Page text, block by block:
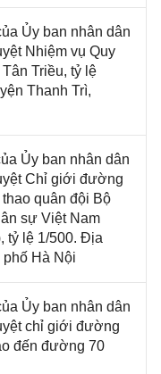
Ủy ban nhân dân
Nhiệm vụ Quy
Triều, tỷ lệ
Thanh Trì,
Ủy ban nhân dân
Chỉ giới đường
quân đội Bộ
sự Việt Nam
tỷ lệ 1/500. Địa
Hà Nội
Ủy ban nhân dân
chỉ giới đường
đến đường 70